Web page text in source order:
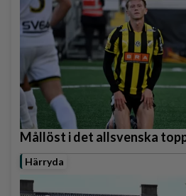
Mållöst i det allsvenska
Härryda